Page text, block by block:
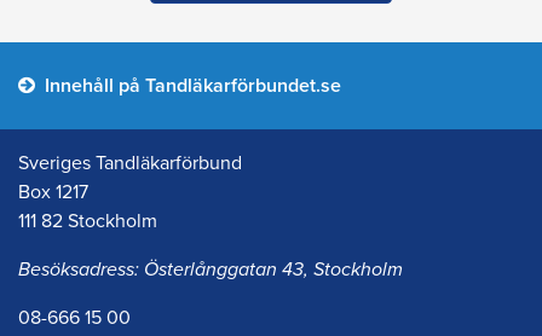
Innehåll på Tandläkarförbundet.se
Sveriges Tandläkarförbund
Box 1217
111 82 Stockholm
Besöksadress: Österlånggatan 43, Stockholm
08-666 15 00